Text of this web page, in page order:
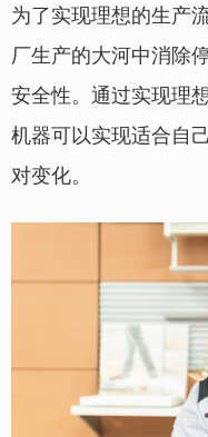
为了实现理想的生产
厂生产的大河中消除
安全性。通过实现理
机器可以实现适合自
对变化。